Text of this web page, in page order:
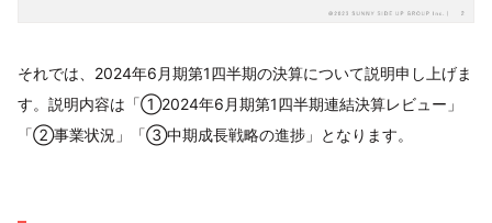
それでは、2024年6月期第1四半期の決算について説明申し上げま
す。説明内容は「①2024年6月期第1四半期連結決算レビュー」
「②事業状況」「③中期成長戦略の進捗」となります。